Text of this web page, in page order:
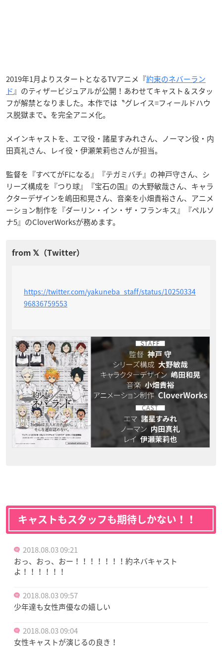
2019年1月よりスタートとなるTVアニメ『約束のネバーラン
ド』のティザービジュアルが公開！あわせてキャスト＆スタッ
フが解禁となりました。本作では〝グレイス=フィールドハウ
ス脱獄まで〟を完全アニメ化。
メインキャストを、エマ役・諸星すみれさん、ノーマン役・内
田真礼さん、レイ役・伊瀬茉莉也さんが担当。
監督を『すべてがFになる』『テガミバチ』の神戸守さん、シ
リーズ構成を『つり球』『宝石の国』の大野敏哉さん、キャラ
クターデザインを嶋田和晃さん、音楽を小畑貴裕さん、アニメ
ーション制作を『ダーリン・イン・ザ・フランキス』『ペルソ
ナ5』のCloverWorksが務めます。
https://twitter.com/yakuneba_staff/status/10250334
96836759553
キャストもスタッフも期待しかない！！
2018.08.03 09:21
おっ、おっ、おー！！！！！！！約ネバキャスト
よ！！！！！！
2018.08.03 09:57
少年達も女性声優なの嬉しい
2018.08.03 09:04
女性キャストが演じるの良き！